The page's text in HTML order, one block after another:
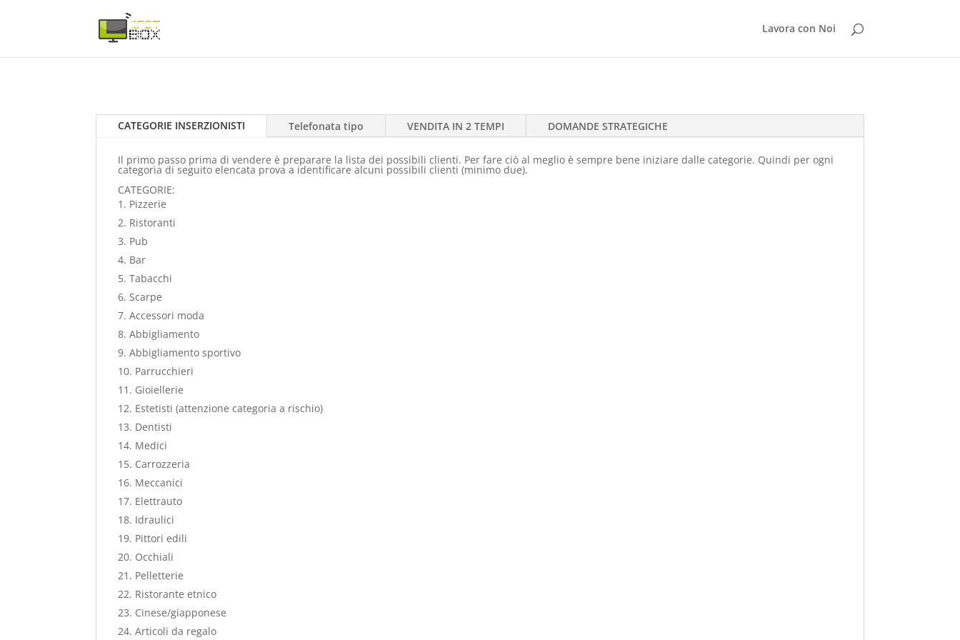
Lavora con Noi
CATEGORIE INSERZIONISTI Telefonata tipo VENDITA IN 2 TEMPI DOMANDE STRATEGICHE
Il primo passo prima di vendere è preparare la lista dei possibili clienti. Per fare ciò al meglio è sempre bene iniziare dalle categorie. Quindi per ogni
categoria di seguito elencata prova a identificare alcuni possibili clienti (minimo due).
CATEGORIE:
Pizzerie
Ristoranti
Pub
Bar
Tabacchi
Scarpe
Accessori moda
Abbigliamento
Abbigliamento sportivo
Parrucchieri
Gioiellerie
Estetisti (attenzione categoria a rischio)
Dentisti
Medici
Carrozzeria
Meccanici
Elettrauto
Idraulici
Pittori edili
Occhiali
Pelletterie
Ristorante etnico
Cinese/giapponese
Articoli da regalo